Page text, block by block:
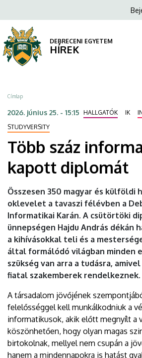
száz
informatikus
kapott
diplomát
DEBRECENI
EGYETEM
a
tartalomra
DEBRECENI EGYETEM
HÍREK
Morzsa
Címlap
2026. június 25. - 15:15 HALLGATÓK IK
STUDYVERSITY
Több száz
kapott diplomát
Összesen 350 magyar és
oklevelet a tavaszi félévben a
Informatikai Karán. A csütörtöki
ünnepségen Hajdu András dékán
a kihívásokkal teli és a
által formálódó világban minden
szükség van arra a tudásra,
fiatal szakemberek rendelkeznek.
A társadalom jövőjének
felelősséggel kell munkálkodniuk a
informatikusok, akik előtt megnyílt a
köszönhetően, hogy olyan magas
birtokolnak, mellyel nem csupán a
hanem a mindennapokra is hatást